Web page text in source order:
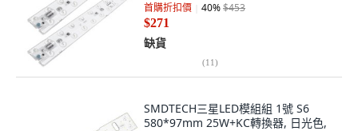
首購折扣價 40%$453
$271
缺貨
(11)
SMDTECH三星LED模組組 1號 S6
580*97mm 25W+KC轉換器, 日光色,